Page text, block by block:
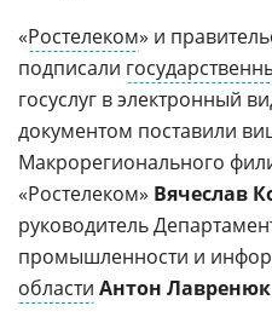
«Ростелеком» и
подписали
госуслуг в электронный
документом поставили
Макрорегионального
«Ростелеком» Вячеслав
руководитель
промышленности и
области Антон Лавренюк